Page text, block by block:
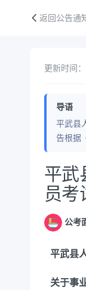
返回公告通
更新时间
导语
平武县
告根据
公告正文
平武
员考
公考
平武县
关于事